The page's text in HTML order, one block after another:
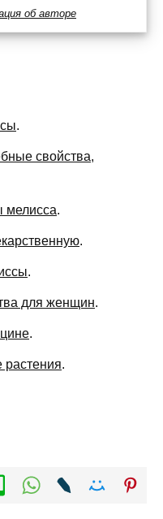
об авторе
.
свойства,
мелисса.
.
.
для женщин.
.
растения.